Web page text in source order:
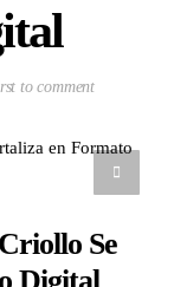
to comment
Se